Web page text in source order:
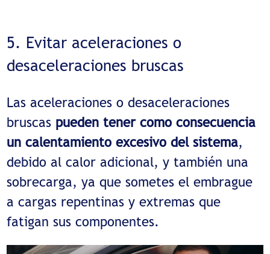
5. Evitar aceleraciones o
desaceleraciones bruscas
Las aceleraciones o desaceleraciones
bruscas pueden tener como consecuencia
un calentamiento excesivo del sistema,
debido al calor adicional, y también una
sobrecarga, ya que sometes el embrague
a cargas repentinas y extremas que
fatigan sus componentes.